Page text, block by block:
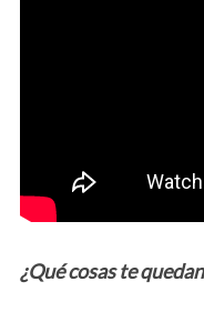
¿Qué cosas te